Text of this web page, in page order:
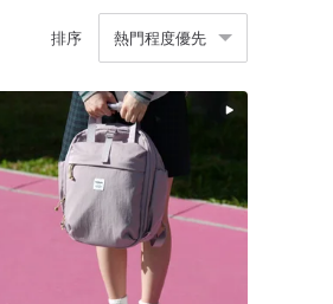
排序 熱門程度優先